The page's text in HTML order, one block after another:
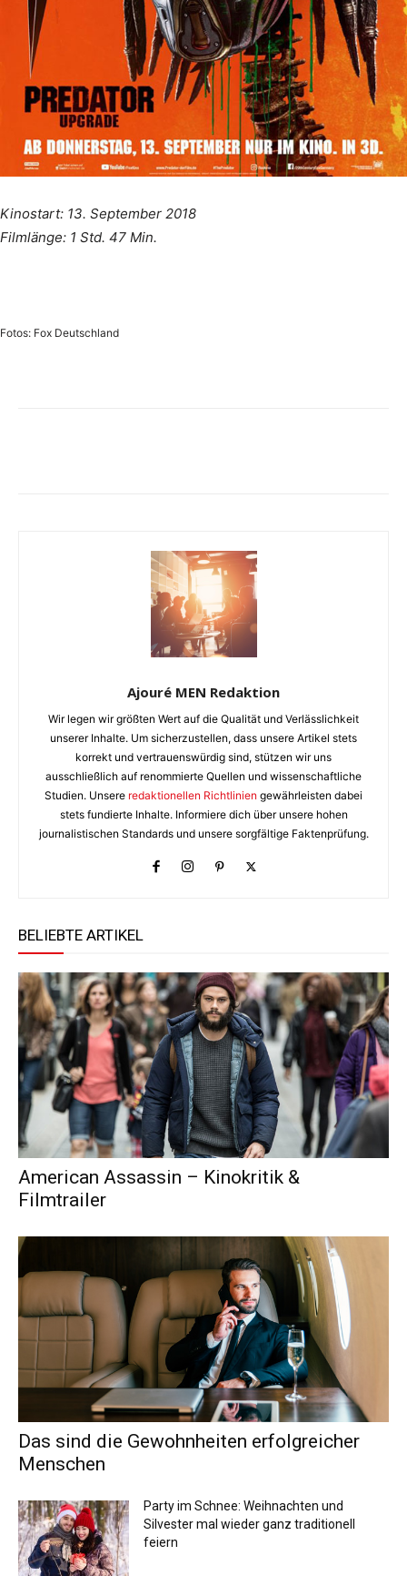
Kinostart: 13. September 2018
Filmlänge: 1 Std. 47 Min.
Fotos: Fox Deutschland
Ajouré MEN Redaktion
Wir legen wir größten Wert auf die Qualität und Verlässlichkeit
unserer Inhalte. Um sicherzustellen, dass unsere Artikel stets
korrekt und vertrauenswürdig sind, stützen wir uns
ausschließlich auf renommierte Quellen und wissenschaftliche
Studien. Unsere redaktionellen Richtlinien gewährleisten dabei
stets fundierte Inhalte. Informiere dich über unsere hohen
journalistischen Standards und unsere sorgfältige Faktenprüfung.
BELIEBTE ARTIKEL
American Assassin – Kinokritik &
Filmtrailer
Das sind die Gewohnheiten erfolgreicher
Menschen
Party im Schnee: Weihnachten und
Silvester mal wieder ganz traditionell
feiern